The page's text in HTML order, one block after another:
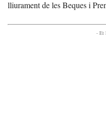
lliurament de les Beques i
- Et